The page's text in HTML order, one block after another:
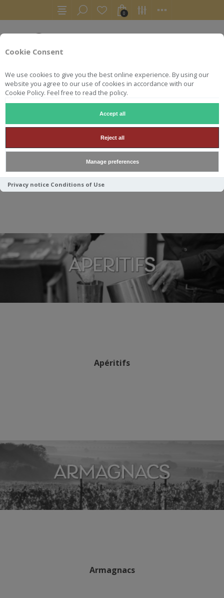
Cookie Consent
We use cookies to give you the best online experience. By using our
website you agree to our use of cookies in accordance with our
Cookie Policy. Feel free to read the policy.
Accept all
Reject all
Manage preferences
Privacy notice Conditions of Use
0
ACCUEIL AUTRES
AUTRES
Apéritifs
Armagnacs